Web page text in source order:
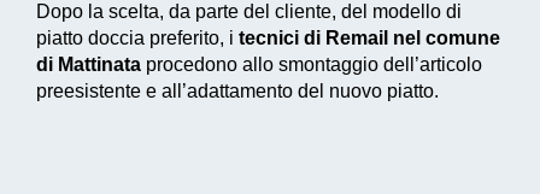
Dopo la scelta, da parte del cliente, del modello di
piatto doccia preferito, i tecnici di Remail nel comune
di Mattinata procedono allo smontaggio dell’articolo
preesistente e all’adattamento del nuovo piatto.